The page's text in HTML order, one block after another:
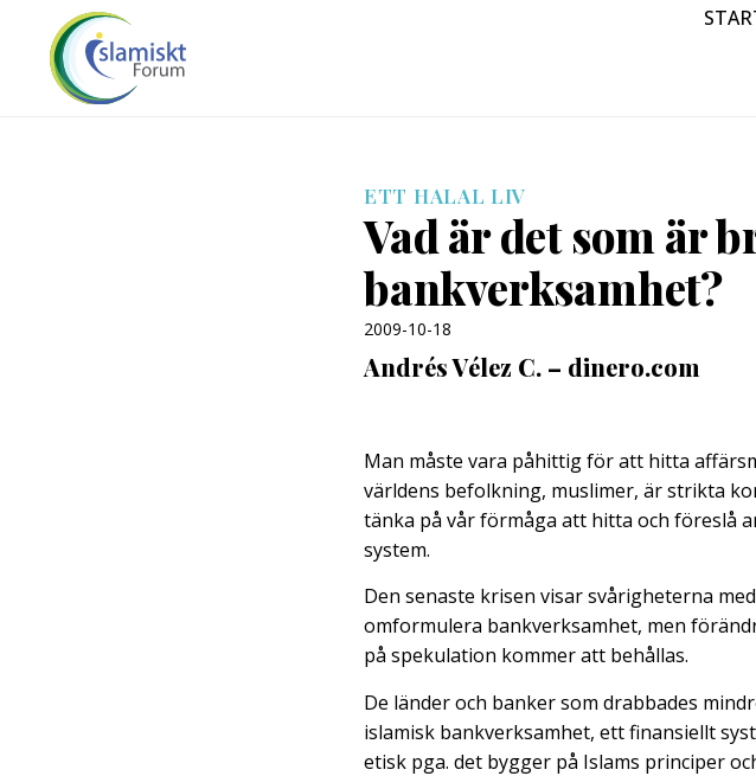
ETT HALAL LIV
Vad är det som är
bankverksamhet?
2009-10-18
Andrés Vélez C. – dinero.com
Man måste vara påhittig för att hitta
världens befolkning, muslimer, är strikta
tänka på vår förmåga att hitta och föreslå
system.
Den senaste krisen visar svårigheterna
omformulera bankverksamhet, men
på spekulation kommer att behållas.
De länder och banker som drabbades
islamisk bankverksamhet, ett finansiellt
etisk pga. det bygger på Islams principer